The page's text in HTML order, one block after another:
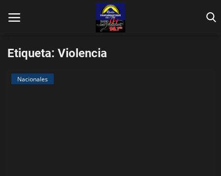
Etiqueta: Violencia
Nacionales